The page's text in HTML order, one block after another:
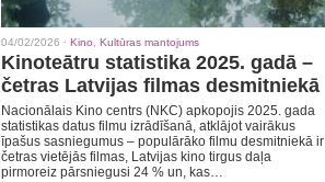
04/02/2026 · Kino Kultūras mantojums
Kinoteātru statistika 2025. gadā –
četras Latvijas filmas desmitniekā
Nacionālais Kino centrs (NKC) apkopojis 2025. gada
statistikas datus filmu izrādīšanā, atklājot vairākus
īpašus sasniegumus – populārāko filmu desmitniekā ir
četras vietējās filmas, Latvijas kino tirgus daļa
pirmoreiz pārsniegusi 24 % un, kas…